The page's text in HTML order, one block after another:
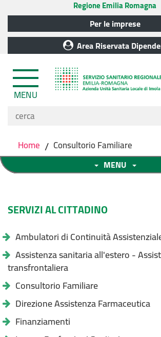
Regione Emilia Romagna
Per le imprese
Area Riservata
MENU
Home / Consultorio Familiare
MENU
SERVIZI AL CITTADINO
Ambulatori di Continuità
Assistenza sanitaria all'estero -
transfrontaliera
Consultorio Familiare
Direzione Assistenza Farmaceutica
Finanziamenti